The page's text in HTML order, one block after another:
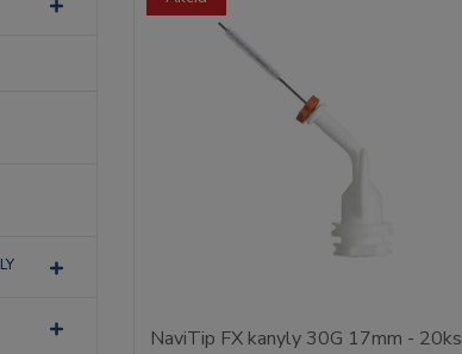
NaviTip FX kanyly 30G 17mm - 20ks